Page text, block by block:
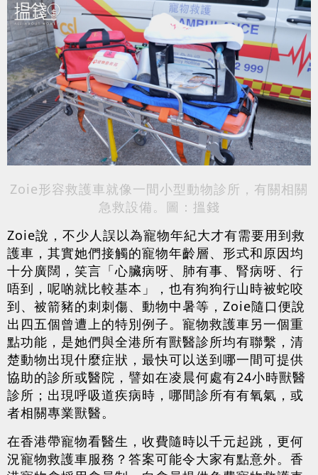
Zoie形容救護車就像一間小型動物診所，有關相關
急救設備。圖：搵錢
Zoie說，不少人誤以為寵物年紀大才有需要用到救
護車，其實她們接觸的寵物年齡層、形式和原因均
十分廣闊，笑言「心臟病呀、肺有事、腎病呀、行
唔到，呢啲就比較基本」，也有狗狗行山時被蛇咬
到、被箭豬的刺刺傷、動物中暑等，Zoie隨口便說
出四五個曾遭上的特別例子。寵物救護車另一個重
點功能，是她們與全港所有獸醫診所均有聯繫，清
楚動物出現什麼症狀，最快可以送到哪一間可提供
協助的診所或醫院，譬如在凌晨何處有24小時獸醫
診所；出現呼吸道疾病時，哪間診所有有氧氣，或
者相關專業獸醫。
在香港帶寵物看醫生，收費隨時以千元起跳，更何
況寵物救護車服務？答案可能令大家有點意外。香